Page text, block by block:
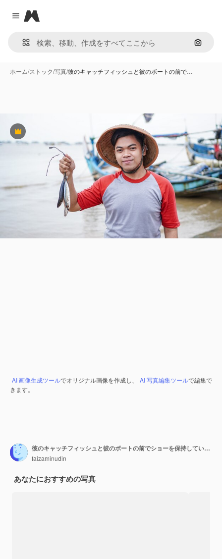
Close menu
Magnific
画像で
ホーム/ストック/写真/彼のキャッチフィッシュと彼のボートの前で…
Premium
AI 画像生成ツールでオリジナル画像を作成し、 AI 写真編集ツールで編集で
きます。
彼のキャッチフィッシュと彼のボートの前でショーを保持しているビーチで幸せな若い漁師
faizaminudin
あなたにおすすめの写真